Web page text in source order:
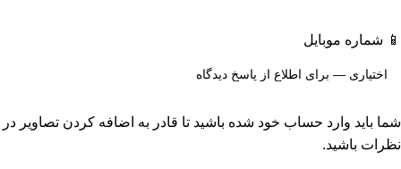
📱 شماره موبایل
شما باید وارد حساب خود شده باشید تا قادر به اضافه کردن تصاویر در
نظرات باشید.